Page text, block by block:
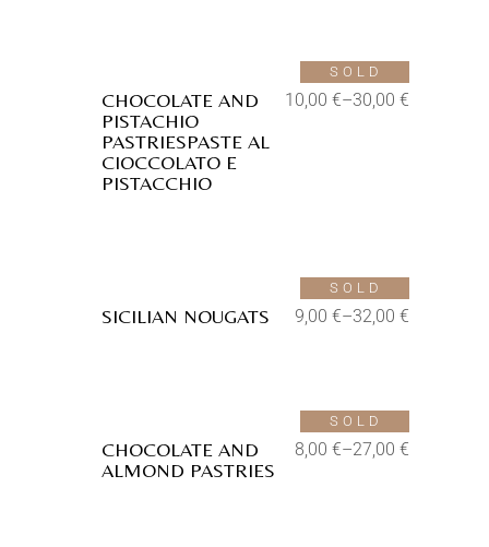
SOLD
CHOCOLATE AND
PISTACHIO
PASTRIESPASTE AL
CIOCCOLATO E
PISTACCHIO
10,00 €–30,00 €
SOLD
SICILIAN NOUGATS 9,00 €–32,00 €
SOLD
CHOCOLATE AND
ALMOND PASTRIES
8,00 €–27,00 €